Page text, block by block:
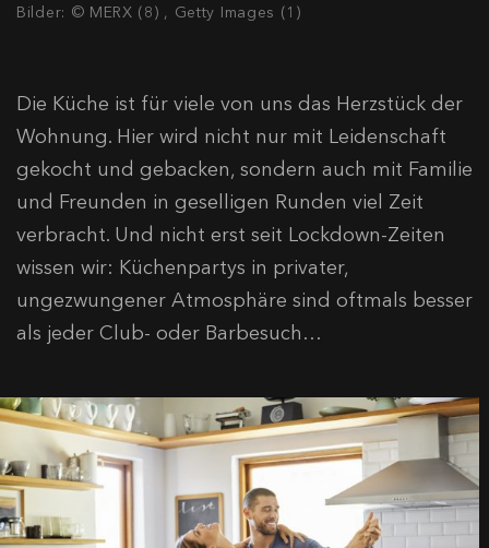
Bilder: © MERX (8) , Getty Images (1)
Die Küche ist für viele von uns das Herzstück der
Wohnung. Hier wird nicht nur mit Leidenschaft
gekocht und gebacken, sondern auch mit Familie
und Freunden in geselligen Runden viel Zeit
verbracht. Und nicht erst seit Lockdown-Zeiten
wissen wir: Küchenpartys in privater,
ungezwungener Atmosphäre sind oftmals besser
als jeder Club- oder Barbesuch…